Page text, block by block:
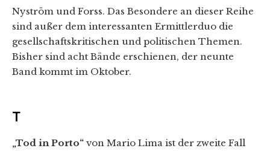
Nyström und Forss. Das Besondere an dieser Reihe
sind außer dem interessanten Ermittlerduo die
gesellschaftskritischen und politischen Themen.
Bisher sind acht Bände erschienen, der neunte
Band kommt im Oktober.
T
„Tod in Porto“ von Mario Lima ist der zweite Fall